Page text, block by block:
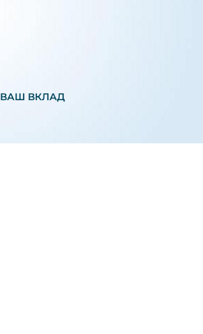
ВАШ ВКЛАД